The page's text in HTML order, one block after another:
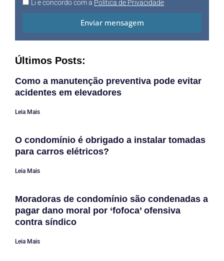
Li e concordo com a Política de Privacidade
Enviar mensagem
Últimos Posts:
Como a manutenção preventiva pode evitar
acidentes em elevadores
Leia Mais
O condomínio é obrigado a instalar tomadas
para carros elétricos?
Leia Mais
Moradoras de condomínio são condenadas a
pagar dano moral por ‘fofoca’ ofensiva
contra síndico
Leia Mais